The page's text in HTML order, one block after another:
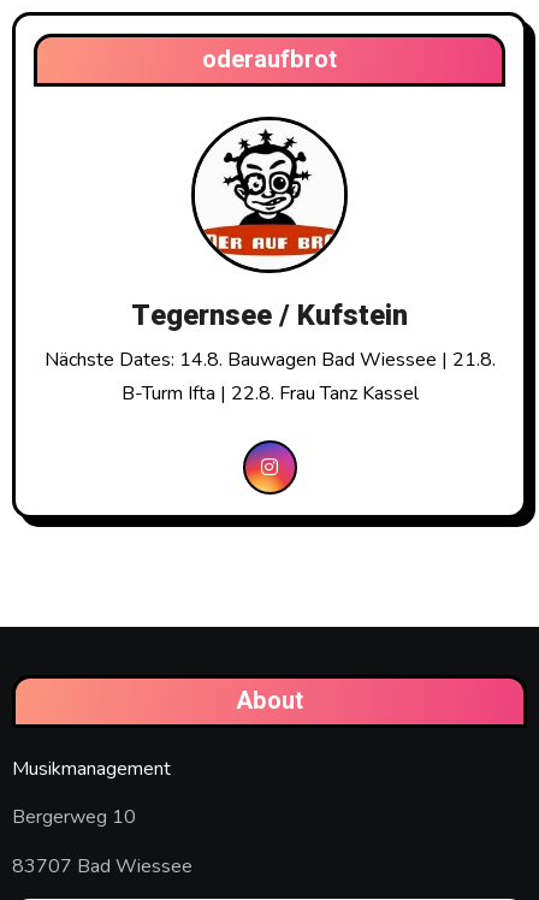
oderaufbrot
Tegernsee / Kufstein
Nächste Dates: 14.8. Bauwagen Bad Wiessee | 21.8.
B-Turm Ifta | 22.8. Frau Tanz Kassel
About
Musikmanagement
Bergerweg 10
83707 Bad Wiessee